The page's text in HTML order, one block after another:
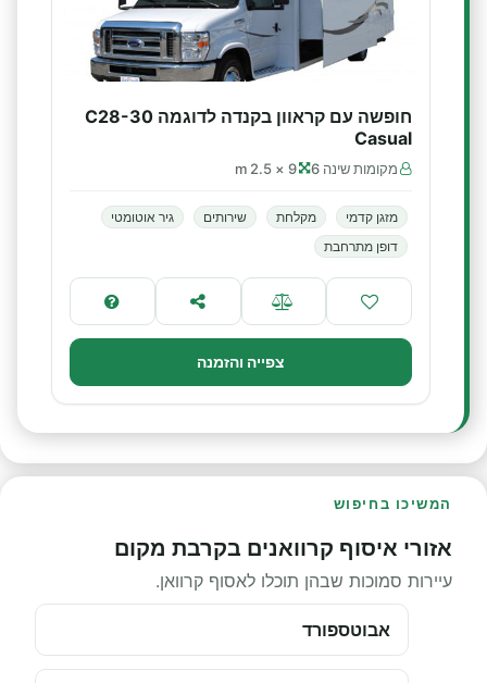
חופשה עם קראוון בקנדה לדוגמה C28-30
Casual
מקומות שינה 6 9 × 2.5 m
מזגן קדמי מקלחת שירותים
גיר אוטומטי
דופן מתרחבת
צפייה והזמנה
המשיכו בחיפוש
אזורי איסוף קרוואנים בקרבת מקום
עיירות סמוכות שבהן תוכלו לאסוף קרוואן.
אבוטספורד